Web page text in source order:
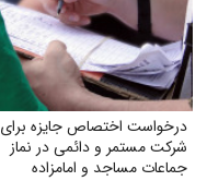
درخواست اختصاص جایزه برای
شرکت مستمر و دائمی در نماز
جماعات مساجد و امامزاده